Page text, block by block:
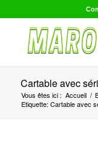
Cartable avec
Vous êtes ici : Accueil /
Etiquette: Cartable avec